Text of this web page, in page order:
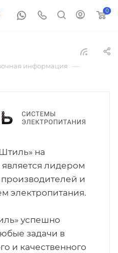
0
информация —
на
лидером
и
электропитания.
успешно
задачи в
и качественного